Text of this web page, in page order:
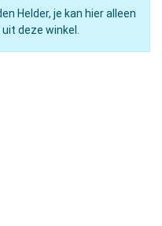
Helder, je kan hier alleen
deze winkel.